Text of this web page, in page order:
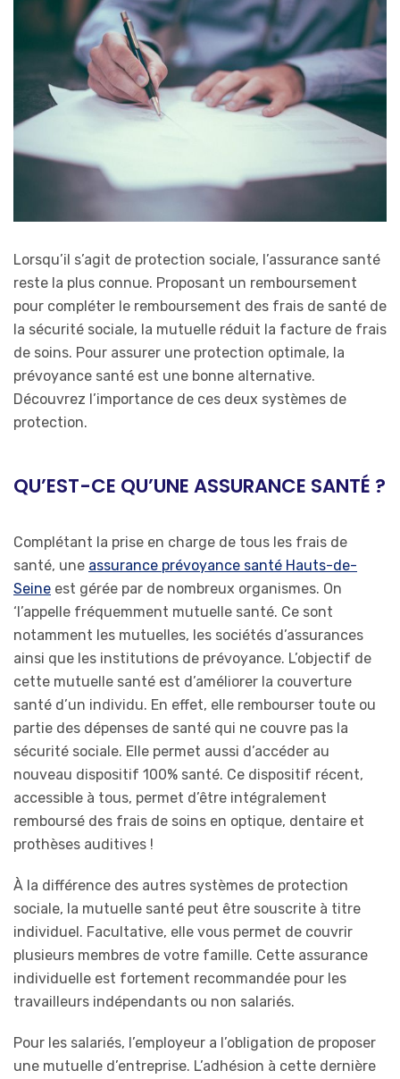
Lorsqu’il s’agit de protection sociale, l’assurance santé
reste la plus connue. Proposant un remboursement
pour compléter le remboursement des frais de santé de
la sécurité sociale, la mutuelle réduit la facture de frais
de soins. Pour assurer une protection optimale, la
prévoyance santé est une bonne alternative.
Découvrez l’importance de ces deux systèmes de
protection.
QU’EST-CE QU’UNE ASSURANCE SANTÉ ?
Complétant la prise en charge de tous les frais de
santé, une assurance prévoyance santé Hauts-de-
Seine est gérée par de nombreux organismes. On
‘l’appelle fréquemment mutuelle santé. Ce sont
notamment les mutuelles, les sociétés d’assurances
ainsi que les institutions de prévoyance. L’objectif de
cette mutuelle santé est d’améliorer la couverture
santé d’un individu. En effet, elle rembourser toute ou
partie des dépenses de santé qui ne couvre pas la
sécurité sociale. Elle permet aussi d’accéder au
nouveau dispositif 100% santé. Ce dispositif récent,
accessible à tous, permet d’être intégralement
remboursé des frais de soins en optique, dentaire et
prothèses auditives !
À la différence des autres systèmes de protection
sociale, la mutuelle santé peut être souscrite à titre
individuel. Facultative, elle vous permet de couvrir
plusieurs membres de votre famille. Cette assurance
individuelle est fortement recommandée pour les
travailleurs indépendants ou non salariés.
Pour les salariés, l’employeur a l’obligation de proposer
une mutuelle d’entreprise. L’adhésion à cette dernière